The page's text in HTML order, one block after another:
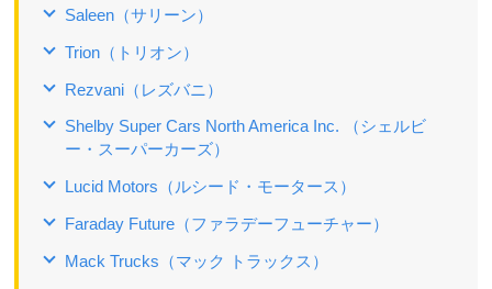
Saleen（サリーン）
Trion（トリオン）
Rezvani（レズバニ）
Shelby Super Cars North America Inc. （シェルビ
ー・スーパーカーズ）
Lucid Motors（ルシード・モータース）
Faraday Future（ファラデーフューチャー）
Mack Trucks（マック トラックス）